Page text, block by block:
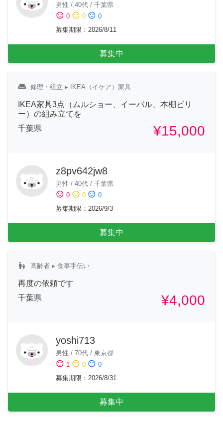
男性 / 40代 / 千葉県
sentiment_satisfied 0 sentiment_neutral 0 sentiment_dissatisfied 0
募集期限 ： 2026/8/11
募集中
weekend 修理・組立 ▸ IKEA（イケア）家具
IKEA家具3点（ムルショー、イーバル、本棚ビリ
ー）の組み立てを
千葉県
¥15,000
z8pv642jw8
男性 / 40代 / 千葉県
sentiment_satisfied 0 sentiment_neutral 0 sentiment_dissatisfied 0
募集期限 ： 2026/9/3
募集中
escalator_warning 高齢者 ▸ 食事手伝い
再度の依頼です
千葉県
¥4,000
yoshi713
男性 / 70代 / 東京都
sentiment_satisfied 1 sentiment_neutral 0 sentiment_dissatisfied 0
募集期限 ： 2026/8/31
募集中